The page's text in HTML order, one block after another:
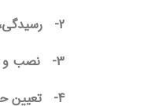
2-
3-
نصب و
4-
تعیین